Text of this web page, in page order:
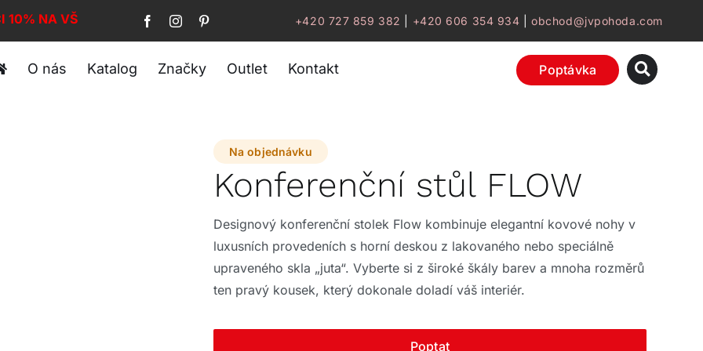
10% NA VŠE! +420 727 859 382 +420 606 354 934 |obchod@jvpohoda.com
O nás Katalog Značky Outlet Kontakt Poptávka
Na objednávku
Konferenční stůl FLOW
Designový konferenční stolek Flow kombinuje elegantní kovové nohy v
luxusních provedeních s horní deskou z lakovaného nebo speciálně
upraveného skla „juta“. Vyberte si z široké škály barev a mnoha rozměrů
ten pravý kousek, který dokonale doladí váš interiér.
Poptat